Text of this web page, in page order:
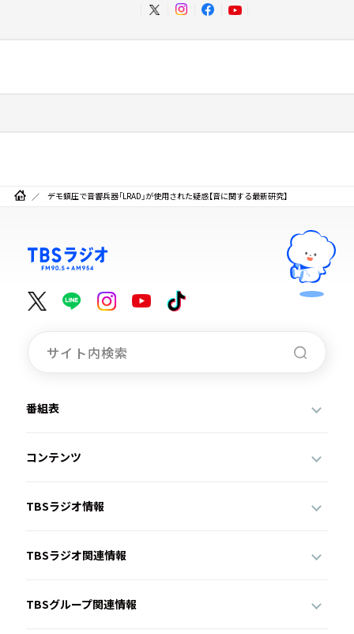
デモ鎮圧で音響兵器「LRAD」が使用された疑惑【音に関する最新研究】
番組表
コンテンツ
TBSラジオ情報
TBSラジオ関連情報
TBSグループ関連情報